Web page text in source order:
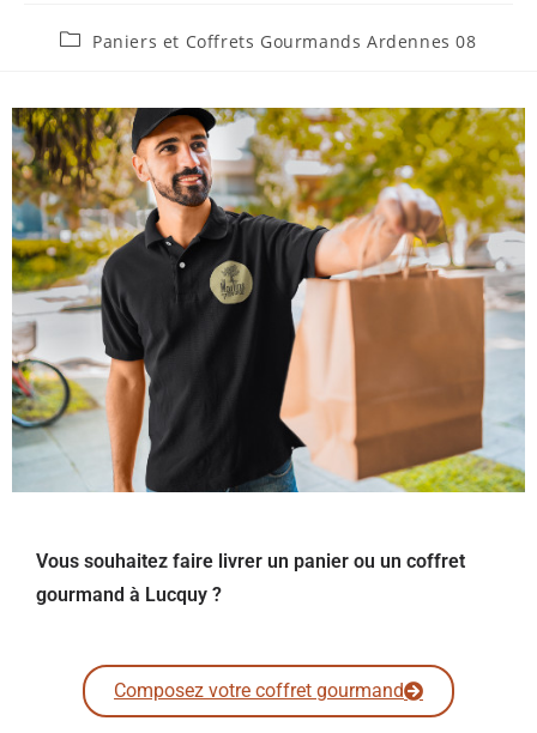
Paniers et Coffrets Gourmands Ardennes 08
Vous souhaitez faire livrer un panier ou un coffret
gourmand à Lucquy ?
Composez votre coffret gourmand